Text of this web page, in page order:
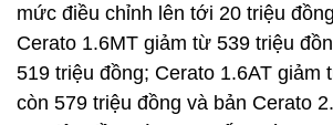
mức điều chỉnh lên tới 20 triệu
Cerato 1.6MT giảm từ 539 triệu
519 triệu đồng; Cerato 1.6AT giảm
còn 579 triệu đồng và bản Cerato